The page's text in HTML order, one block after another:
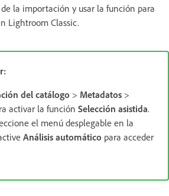
la importación y usar la función para
Lightroom Classic.
del catálogo > Metadatos >
activar la función Selección asistida.
el menú desplegable en la
Análisis automático para acceder